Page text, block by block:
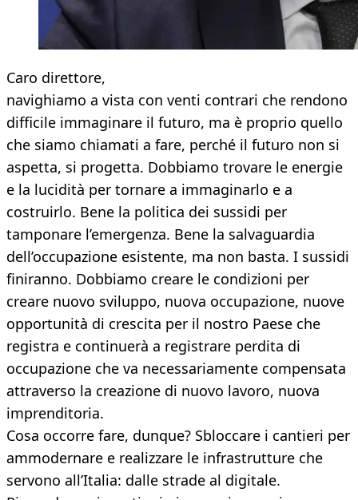
Caro direttore,
navighiamo a vista con venti contrari che rendono
difficile immaginare il futuro, ma è proprio quello
che siamo chiamati a fare, perché il futuro non si
aspetta, si progetta. Dobbiamo trovare le energie
e la lucidità per tornare a immaginarlo e a
costruirlo. Bene la politica dei sussidi per
tamponare l’emergenza. Bene la salvaguardia
dell’occupazione esistente, ma non basta. I sussidi
finiranno. Dobbiamo creare le condizioni per
creare nuovo sviluppo, nuova occupazione, nuove
opportunità di crescita per il nostro Paese che
registra e continuerà a registrare perdita di
occupazione che va necessariamente compensata
attraverso la creazione di nuovo lavoro, nuova
imprenditoria.
Cosa occorre fare, dunque? Sbloccare i cantieri per
ammodernare e realizzare le infrastrutture che
servono all’Italia: dalle strade al digitale.